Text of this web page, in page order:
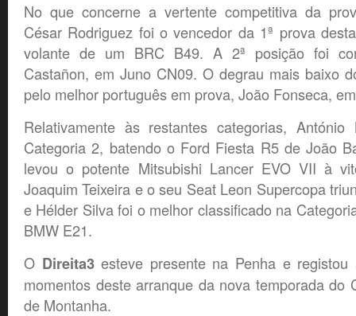
No que concerne a vertente competitiva da
César Rodriguez foi o vencedor da 1ª prova
volante de um BRC B49. A 2ª posição foi
Castañon, em Juno CN09. O degrau mais baixo
pelo melhor português em prova, João Fonseca,
Relativamente às restantes categorias,
Categoria 2, batendo o Ford Fiesta R5 de João
levou o potente Mitsubishi Lancer EVO VII à
Joaquim Teixeira e o seu Seat Leon Supercopa
e Hélder Silva foi o melhor classificado na
BMW E21.
O Direita3esteve presente na Penha e registou
momentos deste arranque da nova temporada do
de Montanha.